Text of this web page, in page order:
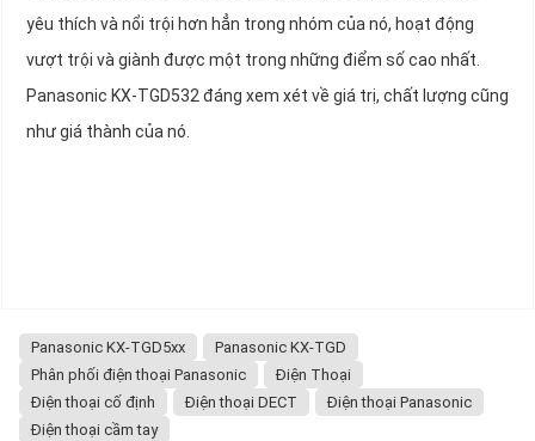
yêu thích và nổi trội hơn hẳn trong nhóm của nó, hoạt động
vượt trội và giành được một trong những điểm số cao nhất.
Panasonic KX-TGD532 đáng xem xét về giá trị, chất lượng cũng
như giá thành của nó.
Panasonic KX-TGD5xx
Panasonic KX-TGD
Phân phối điện thoại Panasonic
Điện Thoại
Điện thoại cố định
Điện thoại DECT
Điện thoại Panasonic
Điện thoại cầm tay